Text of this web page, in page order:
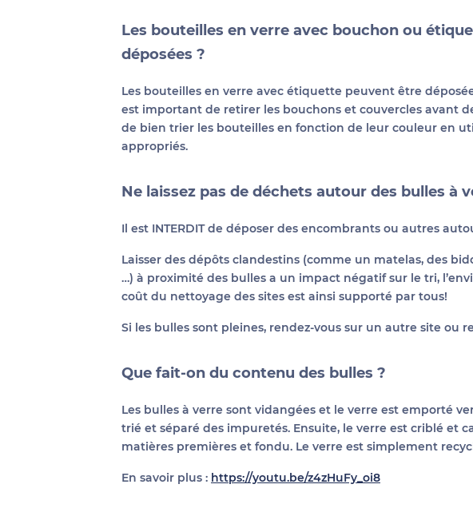
Les bouteilles en verre avec bouchon ou
déposées ?
Les bouteilles en verre avec étiquette peuvent être
est important de retirer les bouchons et couvercles avant
de bien trier les bouteilles en fonction de leur couleur en
appropriés.
Ne laissez pas de déchets autour des bulles à
Il est INTERDIT de déposer des encombrants ou autres
Laisser des dépôts clandestins (comme un matelas, des
…) à proximité des bulles a un impact négatif sur le tri,
coût du nettoyage des sites est ainsi supporté par tous!
Si les bulles sont pleines, rendez-vous sur un autre site ou
Que fait-on du contenu des bulles ?
Les bulles à verre sont vidangées et le verre est emporté
trié et séparé des impuretés. Ensuite, le verre est criblé et
matières premières et fondu. Le verre est simplement
En savoir plus : https://youtu.be/z4zHuFy_oi8